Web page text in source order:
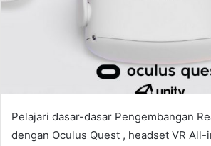
i
Pelajari dasar-dasar Pengembangan
dengan Oculus Quest , headset VR